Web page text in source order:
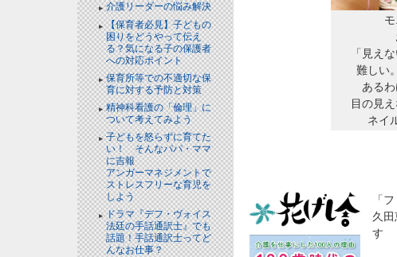
介護リーダーの悩み解決
【保育者必見】子どもの
困りをどうやって伝え
る？気になる子の保護者
への対応ポイント
保育所等での不適切な保
育に対する予防と対策
精神科看護の「倫理」に
ついて考えてみよう
子どもを怒らずに育てた
い！ そんなパパ・ママ
に吉報
アンガーマネジメントで
ストレスフリーな育児を
しよう
ドラマ『デフ・ヴォイス
法廷の手話通訳士』でも
話題！手話通訳士ってど
んなお仕事？
「見え
難しい
ある
目の見
ネイ
「
久
す